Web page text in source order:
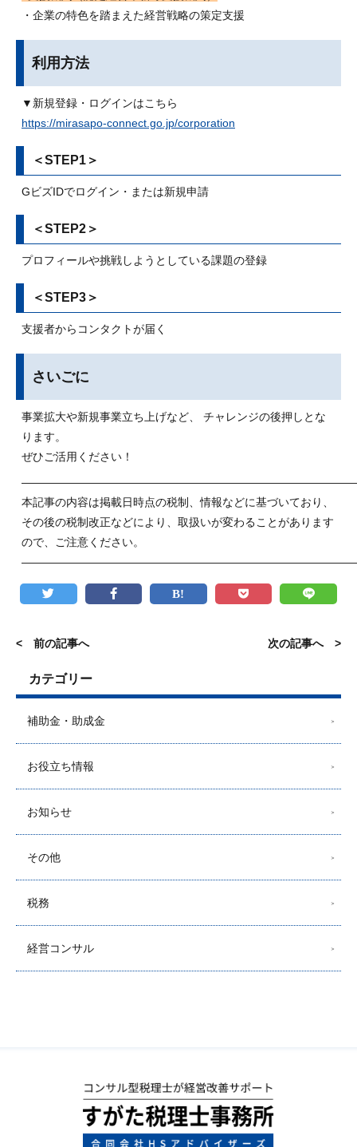
・企業の特色を踏まえた経営戦略の策定支援
利用方法
▼新規登録・ログインはこちら
https://mirasapo-connect.go.jp/corporation
＜STEP1＞
GビズIDでログイン・または新規申請
＜STEP2＞
プロフィールや挑戦しようとしている課題の登録
＜STEP3＞
支援者からコンタクトが届く
さいごに
事業拡大や新規事業立ち上げなど、 チャレンジの後押しとな
ります。
ぜひご活用ください！
本記事の内容は掲載日時点の税制、情報などに基づいており、
その後の税制改正などにより、取扱いが変わることがあります
ので、ご注意ください。
< 前の記事へ 次の記事へ >
カテゴリー
補助金・助成金
お役立ち情報
お知らせ
その他
税務
経営コンサル